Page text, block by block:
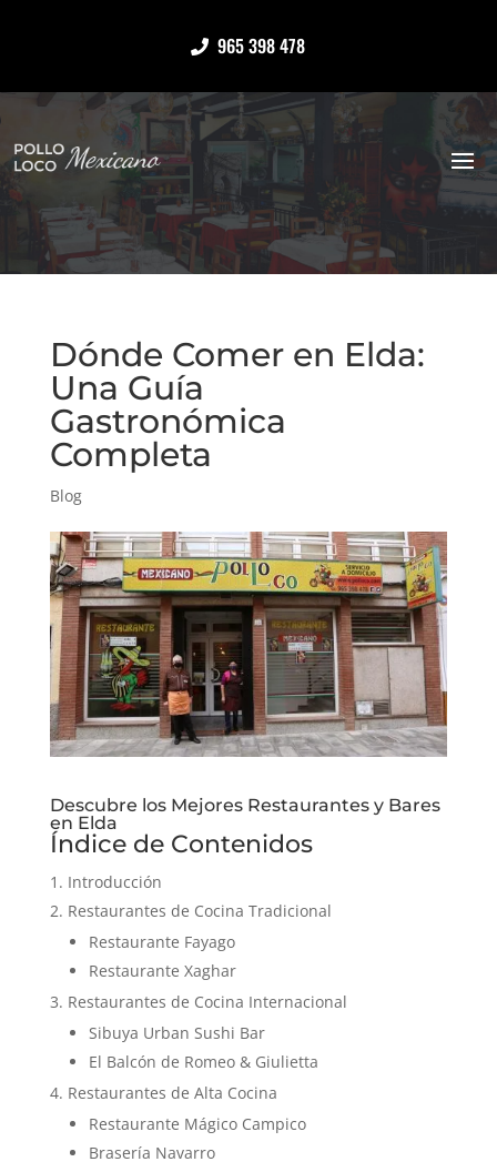
965 398 478
Dónde Comer en Elda:
Una Guía
Gastronómica
Completa
Blog
Descubre los Mejores Restaurantes y Bares
en Elda
Índice de Contenidos
Introducción
Restaurantes de Cocina Tradicional
Restaurante Fayago
Restaurante Xaghar
Restaurantes de Cocina Internacional
Sibuya Urban Sushi Bar
El Balcón de Romeo & Giulietta
Restaurantes de Alta Cocina
Restaurante Mágico Campico
Brasería Navarro